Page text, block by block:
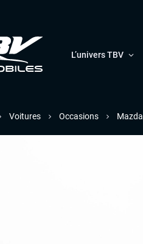
L’univers TBV
Voitures Occasions Mazda